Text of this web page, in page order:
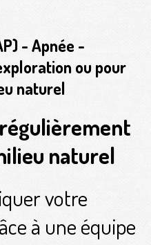
- Apnée -
ou pour
naturel
régulièrement
naturel
votre
à une équipe